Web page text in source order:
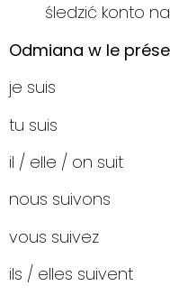
śledzić konto
Odmiana w le
je suis
tu suis
il / elle / on suit
nous suivons
vous suivez
ils / elles suivent